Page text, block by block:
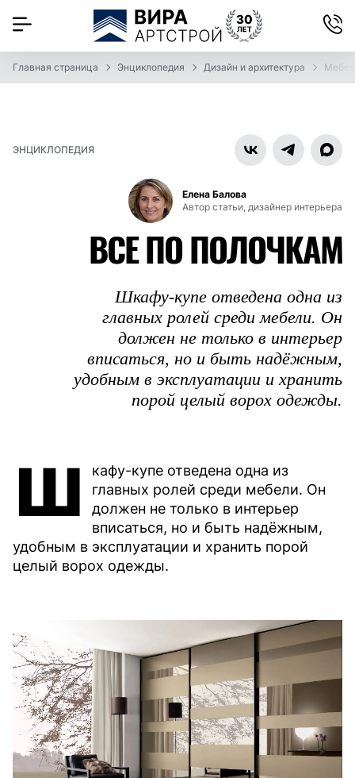
Главная страница Энциклопедия Дизайн и архитектура
ЭНЦИКЛОПЕДИЯ
Елена Балова
Автор статьи, дизайнер интерьера
ВСЕ ПО ПОЛОЧКАМ
Шкафу-купе отведена одна из
главных ролей среди мебели. Он
должен не только в интерьер
вписаться, но и быть надёжным,
удобным в эксплуатации и хранить
порой целый ворох одежды.
Ш
кафу-купе отведена одна из
главных ролей среди мебели. Он
должен не только в интерьер
вписаться, но и быть надёжным,
удобным в эксплуатации и хранить порой
целый ворох одежды.